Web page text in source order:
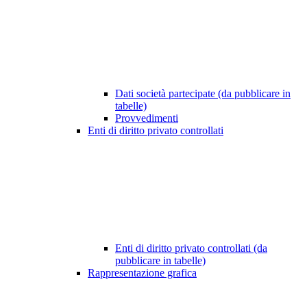
Dati società partecipate (da pubblicare in
tabelle)
Provvedimenti
Enti di diritto privato controllati
Enti di diritto privato controllati (da
pubblicare in tabelle)
Rappresentazione grafica